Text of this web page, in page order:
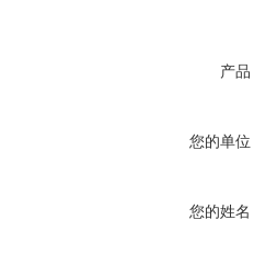
产品
您的单位
您的姓名